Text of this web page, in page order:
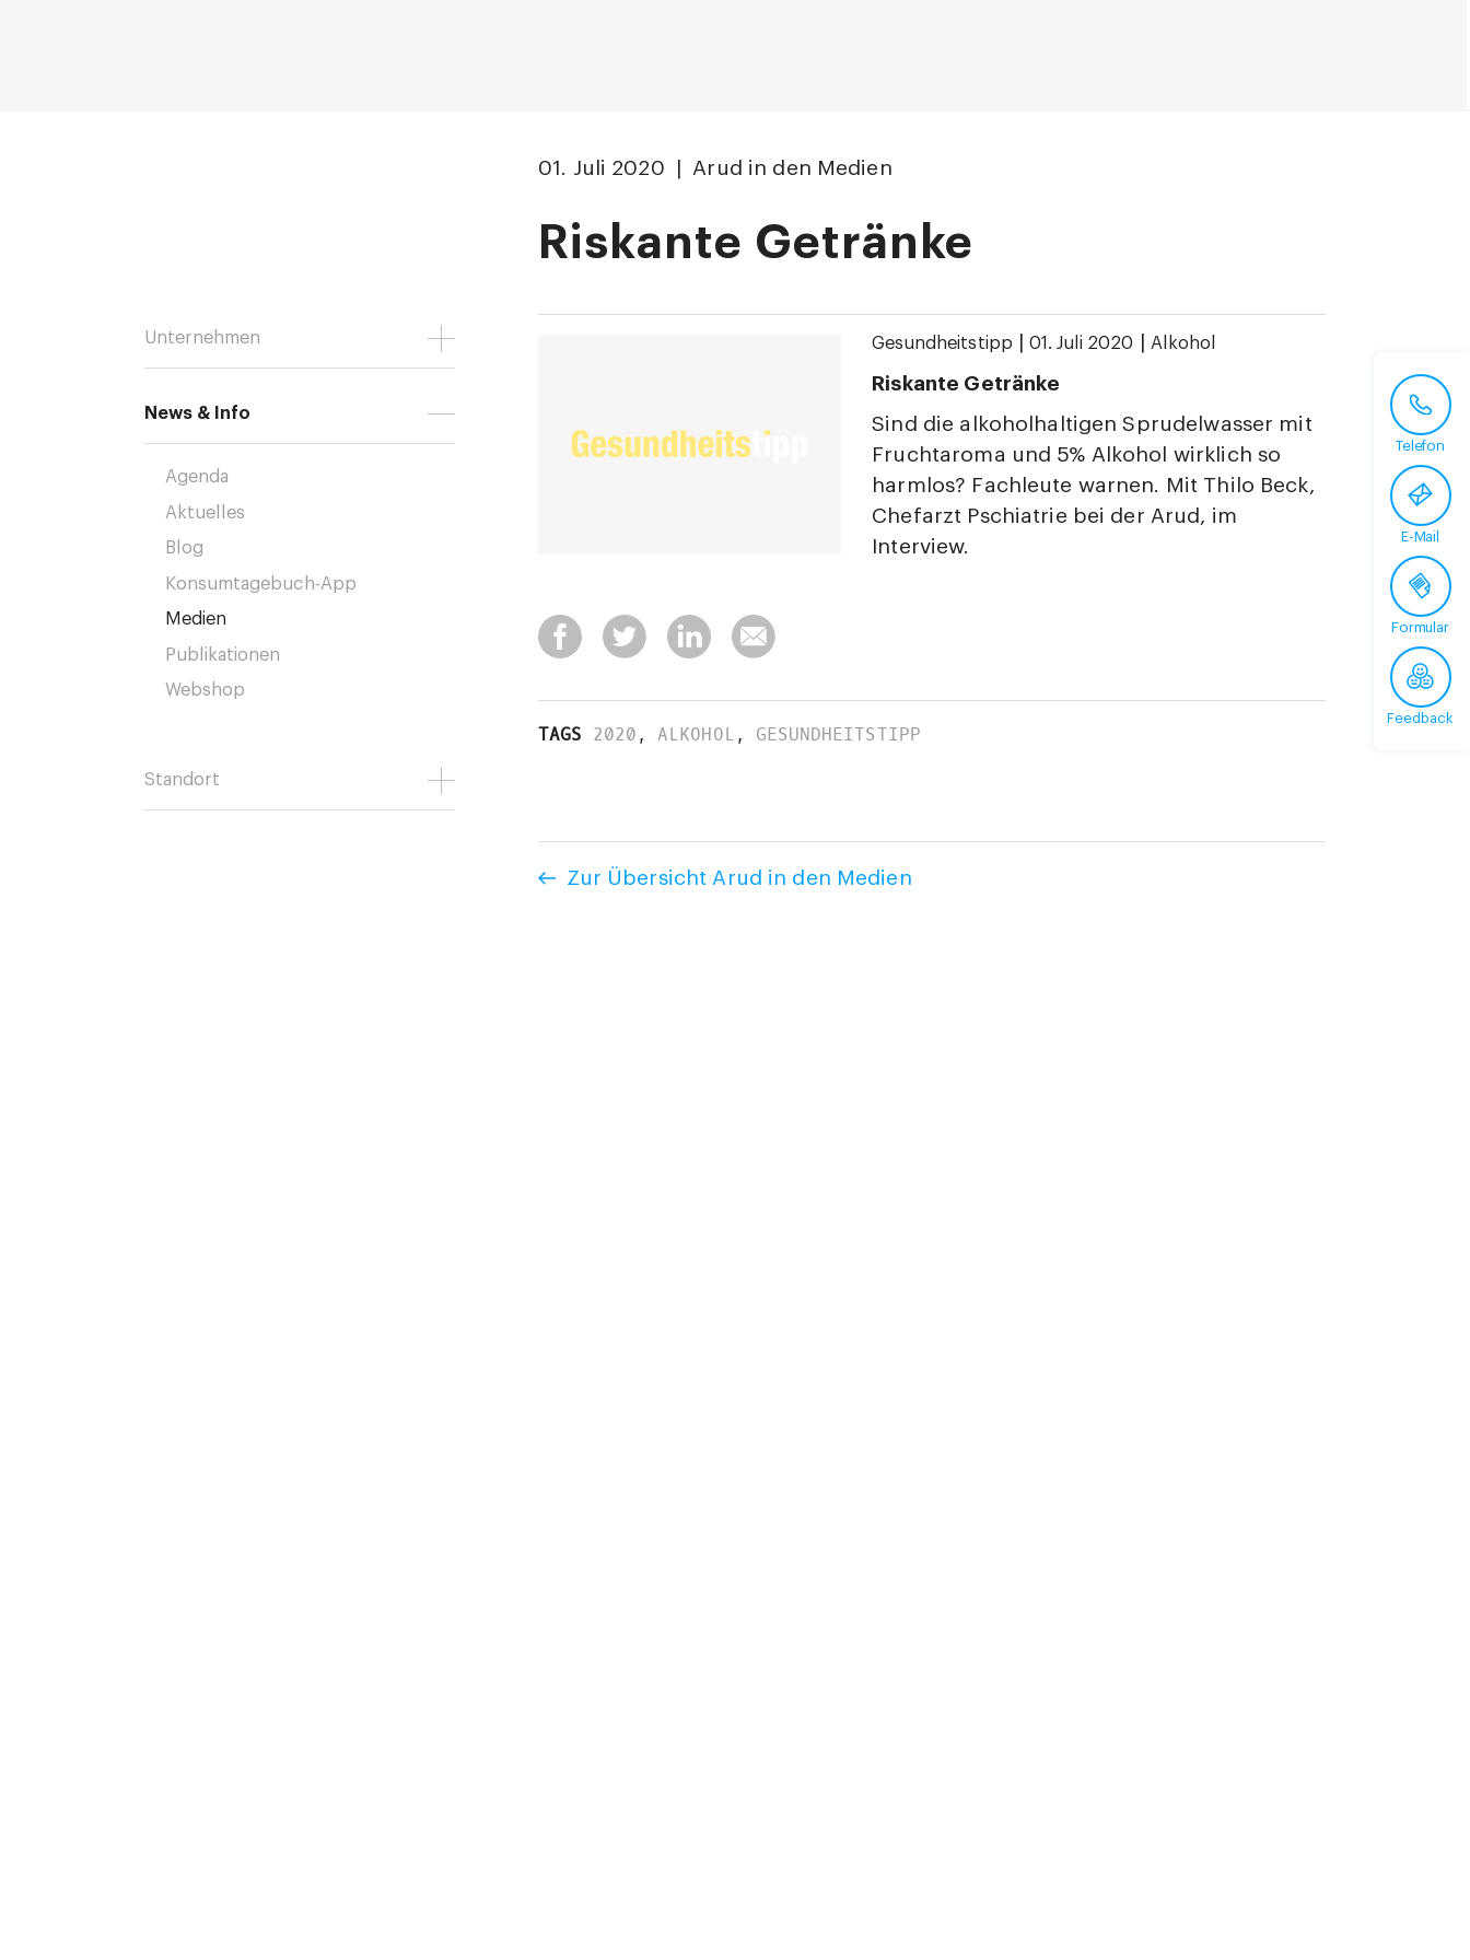
01. Juli 2020 | Arud in den Medien
Riskante Getränke
Unternehmen
News & Info
Agenda
Aktuelles
Blog
Konsumtagebuch-App
Medien
Publikationen
Webshop
Standort
Gesundheitstipp 01. Juli 2020 Alkohol
Riskante Getränke
Sind die alkoholhaltigen Sprudelwasser mit
Frucht­aroma und 5% Alkohol wirklich so
harmlos? Fachleute warnen. Mit Thilo Beck,
Chefarzt Pschiatrie bei der Arud, im
Interview.
TAGS 2020, ALKOHOL, GESUNDHEITSTIPP
Zur Übersicht Arud in den Medien
Telefon
E-Mail
Formular
Feedback